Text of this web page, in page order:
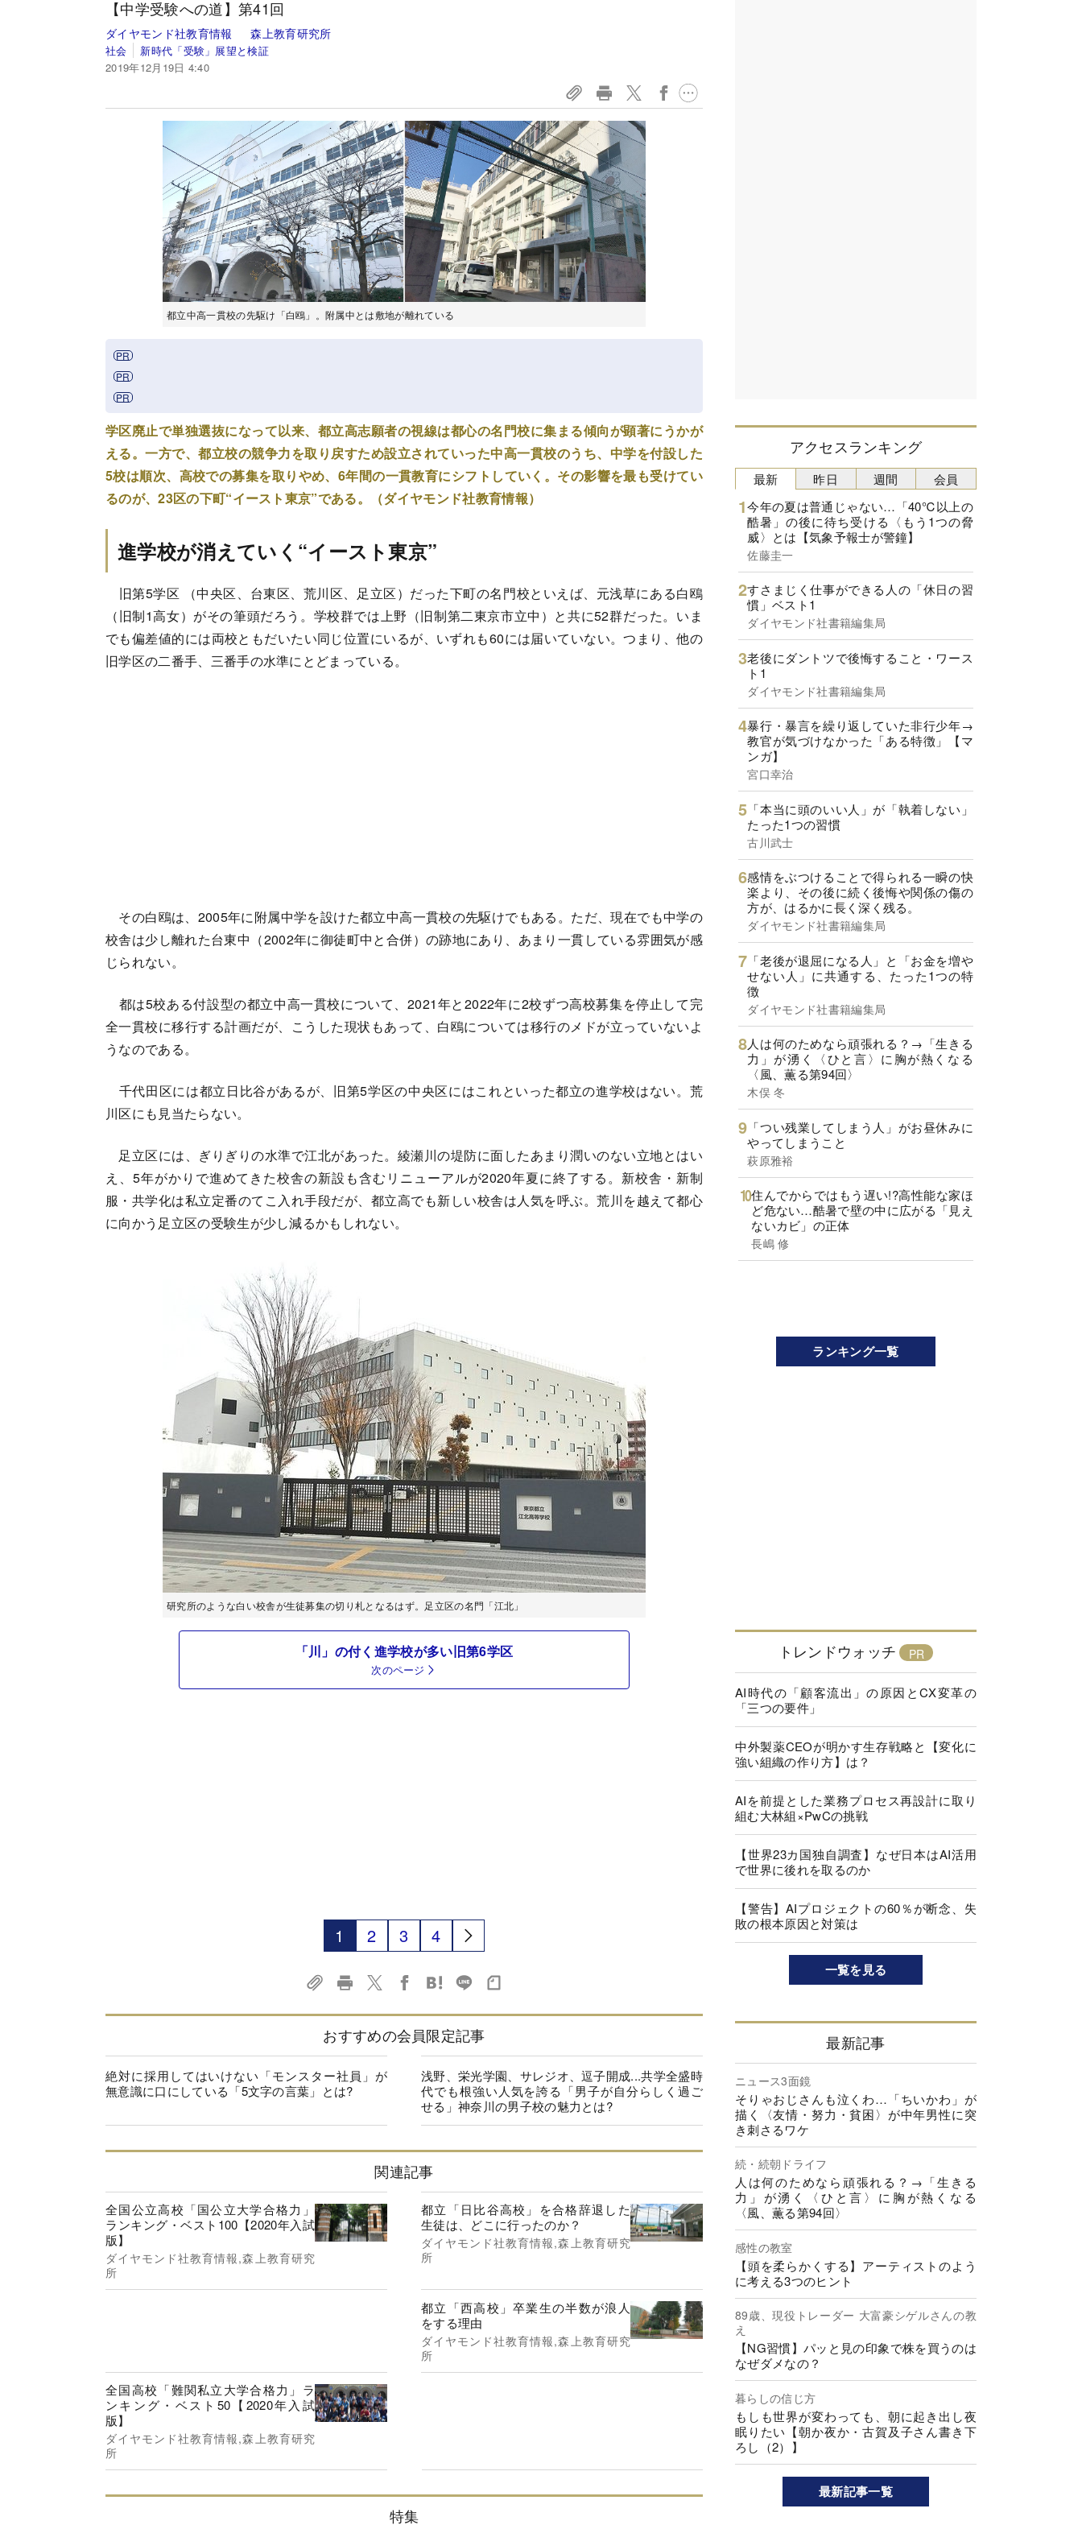
【中学受験への道】第41回
ダイヤモンド社教育情報 森上教育研究所
社会
新時代「受験」展望と検証
2019年12月19日 4:40
都立中高一貫校の先駆け「白鴎」。附属中とは敷地が離れている
学区廃止で単独選抜になって以来、都立高志願者の視線は都心の名門校に集まる傾向が顕著にうかが
える。一方で、都立校の競争力を取り戻すため設立されていった中高一貫校のうち、中学を付設した
5校は順次、高校での募集を取りやめ、6年間の一貫教育にシフトしていく。その影響を最も受けてい
るのが、23区の下町“イースト東京”である。（ダイヤモンド社教育情報）
進学校が消えていく“イースト東京”
旧第5学区 （中央区、台東区、荒川区、足立区）だった下町の名門校といえば、元浅草にある白鴎
（旧制1高女）がその筆頭だろう。学校群では上野（旧制第二東京市立中）と共に52群だった。いま
でも偏差値的には両校ともだいたい同じ位置にいるが、いずれも60には届いていない。つまり、他の
旧学区の二番手、三番手の水準にとどまっている。
その白鴎は、2005年に附属中学を設けた都立中高一貫校の先駆けでもある。ただ、現在でも中学の
校舎は少し離れた台東中（2002年に御徒町中と合併）の跡地にあり、あまり一貫している雰囲気が感
じられない。
都は5校ある付設型の都立中高一貫校について、2021年と2022年に2校ずつ高校募集を停止して完
全一貫校に移行する計画だが、こうした現状もあって、白鴎については移行のメドが立っていないよ
うなのである。
千代田区には都立日比谷があるが、旧第5学区の中央区にはこれといった都立の進学校はない。荒
川区にも見当たらない。
足立区には、ぎりぎりの水準で江北があった。綾瀬川の堤防に面したあまり潤いのない立地とはい
え、5年がかりで進めてきた校舎の新設も含むリニューアルが2020年夏に終了する。新校舎・新制
服・共学化は私立定番のてこ入れ手段だが、都立高でも新しい校舎は人気を呼ぶ。荒川を越えて都心
に向かう足立区の受験生が少し減るかもしれない。
研究所のような白い校舎が生徒募集の切り札となるはず。足立区の名門「江北」
「川」の付く進学校が多い旧第6学区
次のページ
1 2 3 4
おすすめの会員限定記事
絶対に採用してはいけない「モンスター社員」が
無意識に口にしている「5文字の言葉」とは?
浅野、栄光学園、サレジオ、逗子開成...共学全盛時
代でも根強い人気を誇る「男子が自分らしく過ご
せる」神奈川の男子校の魅力とは?
関連記事
全国公立高校「国公立大学合格力」
ランキング・ベスト100【2020年入試
版】
ダイヤモンド社教育情報,森上教育研究
所
都立「日比谷高校」を合格辞退した
生徒は、どこに行ったのか？
ダイヤモンド社教育情報,森上教育研究
所
都立「西高校」卒業生の半数が浪人
をする理由
ダイヤモンド社教育情報,森上教育研究
所
全国高校「難関私立大学合格力」ラ
ンキング・ベスト50【2020年入試
版】
ダイヤモンド社教育情報,森上教育研究
所
特集
アクセスランキング
最新
今年の夏は普通じゃない…「40℃以上の
酷暑」の後に待ち受ける〈もう1つの脅
威〉とは【気象予報士が警鐘】
佐藤圭一
すさまじく仕事ができる人の「休日の習
慣」ベスト1
ダイヤモンド社書籍編集局
老後にダントツで後悔すること・ワース
ト1
ダイヤモンド社書籍編集局
暴行・暴言を繰り返していた非行少年→
教官が気づけなかった「ある特徴」【マ
ンガ】
宮口幸治
「本当に頭のいい人」が「執着しない」
たった1つの習慣
古川武士
感情をぶつけることで得られる一瞬の快
楽より、その後に続く後悔や関係の傷の
方が、はるかに長く深く残る。
ダイヤモンド社書籍編集局
「老後が退屈になる人」と「お金を増や
せない人」に共通する、たった1つの特
徴
ダイヤモンド社書籍編集局
人は何のためなら頑張れる？→「生きる
力」が湧く〈ひと言〉に胸が熱くなる
〈風、薫る第94回〉
木俣 冬
「つい残業してしまう人」がお昼休みに
やってしまうこと
萩原雅裕
住んでからではもう遅い!?高性能な家ほ
ど危ない…酷暑で壁の中に広がる「見え
ないカビ」の正体
長嶋 修
昨日 週間 会員
ランキング一覧
トレンドウォッチ
AI時代の「顧客流出」の原因とCX変革の
「三つの要件」
中外製薬CEOが明かす生存戦略と【変化に
強い組織の作り方】は？
AIを前提とした業務プロセス再設計に取り
組む大林組×PwCの挑戦
【世界23カ国独自調査】なぜ日本はAI活用
で世界に後れを取るのか
【警告】AIプロジェクトの60％が断念、失
敗の根本原因と対策は
一覧を見る
最新記事
ニュース3面鏡
そりゃおじさんも泣くわ…「ちいかわ」が
描く〈友情・努力・貧困〉が中年男性に突
き刺さるワケ
続・続朝ドライフ
人は何のためなら頑張れる？→「生きる
力」が湧く〈ひと言〉に胸が熱くなる
〈風、薫る第94回〉
感性の教室
【頭を柔らかくする】アーティストのよう
に考える3つのヒント
89歳、現役トレーダー 大富豪シゲルさんの教
え
【NG習慣】パッと見の印象で株を買うのは
なぜダメなの？
暮らしの信じ方
もしも世界が変わっても、朝に起き出し夜
眠りたい【朝か夜か・古賀及子さん書き下
ろし（2）】
最新記事一覧